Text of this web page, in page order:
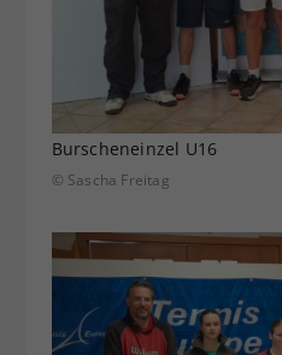
Burscheneinzel U16
© Sascha Freitag